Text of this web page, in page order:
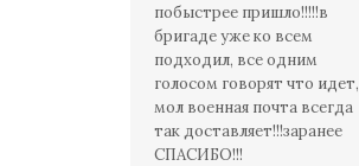
побыстрее пришло!!!!!в
бригаде уже ко всем
подходил, все одним
голосом говорят что идет,
мол военная почта всегда
так доставляет!!!заранее
СПАСИБО!!!